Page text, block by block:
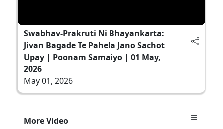
Swabhav-Prakruti Ni Bhayankarta:
Jivan Bagade Te Pahela Jano Sachot
Upay | Poonam Samaiyo | 01 May,
2026
May 01, 2026
More Video